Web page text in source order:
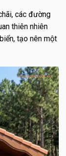
các đường
thiên nhiên
tạo nên một